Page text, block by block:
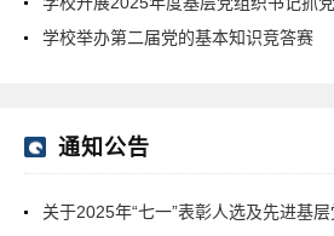
学校举办第二届党的基本知识竞答赛
通知公告
关于2025年“七一”表彰人选及先进基